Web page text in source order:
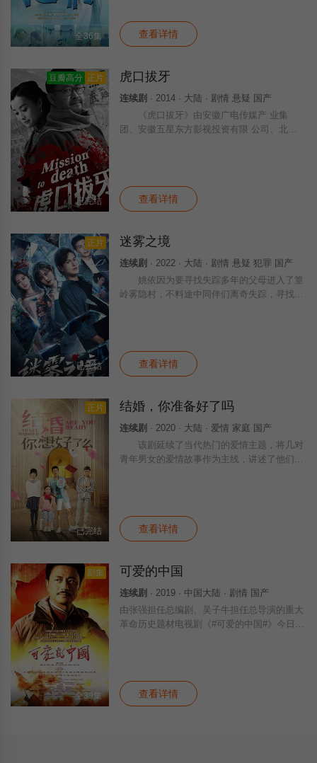
全36集
秀
查看详情
豆瓣高分 正片
已完结
虎口拔牙
连续剧 · 2014 · 大陆 · 剧情 悬疑 国产
《虎口拔牙》由安徽广电传媒产 业集
团、安徽五星东方影视投资有限 公司、北京
景，
查看详情
正片
已完结
迷雾之境
连续剧 · 2022 · 大陆 · 剧情 悬疑 犯罪 国产
姚依因为要寻找失踪多年的父母进入了篁
岭雾隐村，不料途中同伴们离奇失踪，寻找未
查看详情
正片
已完结
结婚，你准备好了吗
连续剧 · 2020 · 大陆 · 爱情 家庭 国产
该剧延续了当代热门的爱情主题，将几对
青年男女的爱情故事作为主线，讲述了他们对
查看详情
剧集
全39集
可爱的中国
连续剧 · 2019 · 中国大陆 · 剧情 国产
由张强担任总编剧、吴子牛担任总导演的重大
革命历史题材电视剧《#可爱的中国#》今日横
查看详情